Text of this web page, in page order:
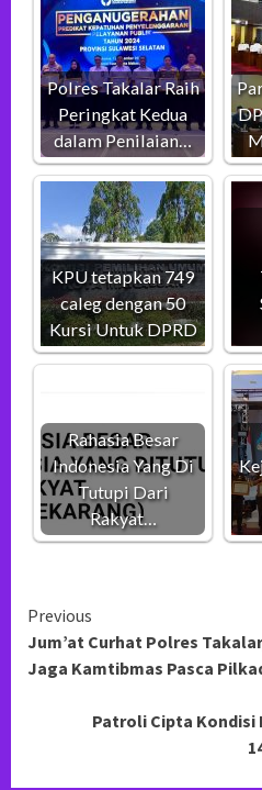
Polres Takalar Raih
Peringkat Kedua
dalam Penilaian…
KPU tetapkan 749
caleg dengan 50
Kursi Untuk DPRD
Rahasia Besar
Indonesia Yang Di
Tutupi Dari
Rakyat…
Continue
Reading
Previous
Jum’at Curhat Polres
Jaga Kamtibmas Pasca
Patroli Cipta Kondisi